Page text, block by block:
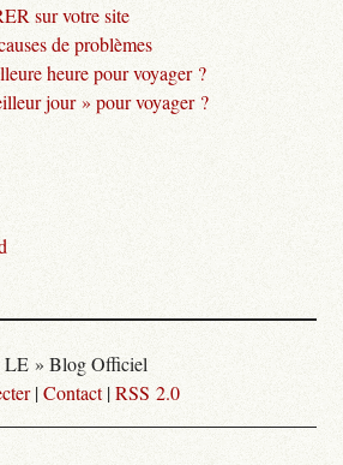
sur votre site
de problèmes
heure pour voyager ?
jour » pour voyager ?
LE » Blog Officiel
|Contact|RSS 2.0